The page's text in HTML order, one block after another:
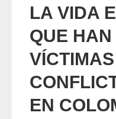
LA VIDA
QUE HAN
EN